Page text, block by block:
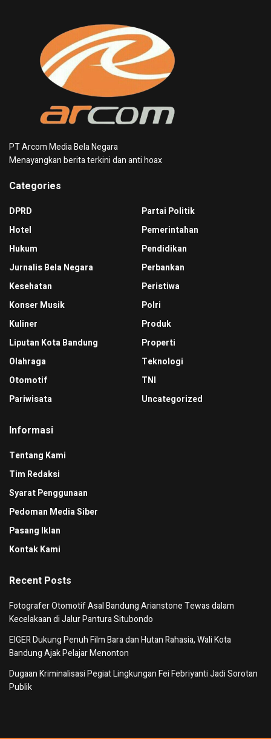
PT Arcom Media Bela Negara
Menayangkan berita terkini dan anti hoax
Categories
DPRD
Hotel
Hukum
Jurnalis Bela Negara
Kesehatan
Konser Musik
Kuliner
Liputan Kota Bandung
Olahraga
Otomotif
Pariwisata
Partai Politik
Pemerintahan
Pendidikan
Perbankan
Peristiwa
Polri
Produk
Properti
Teknologi
TNI
Uncategorized
Informasi
Tentang Kami
Tim Redaksi
Syarat Penggunaan
Pedoman Media Siber
Pasang Iklan
Kontak Kami
Recent Posts
Fotografer Otomotif Asal Bandung Arianstone Tewas dalam
Kecelakaan di Jalur Pantura Situbondo
EIGER Dukung Penuh Film Bara dan Hutan Rahasia, Wali Kota
Bandung Ajak Pelajar Menonton
Dugaan Kriminalisasi Pegiat Lingkungan Fei Febriyanti Jadi Sorotan
Publik